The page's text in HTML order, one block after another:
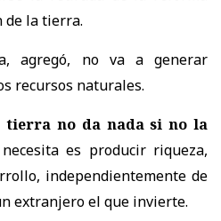
de la tierra.
agregó, no va a generar
recursos naturales.
tierra no da nada si no la
es producir riqueza,
independientemente de
extranjero el que invierte.